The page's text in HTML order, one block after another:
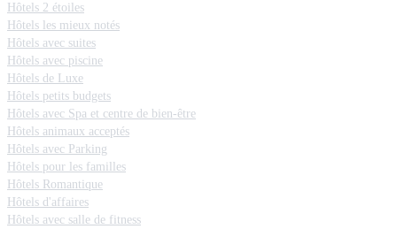
Hôtels 2 étoiles
Hôtels les mieux notés
Hôtels avec suites
Hôtels avec piscine
Hôtels de Luxe
Hôtels petits budgets
Hôtels avec Spa et centre de bien-être
Hôtels animaux acceptés
Hôtels avec Parking
Hôtels pour les familles
Hôtels Romantique
Hôtels d'affaires
Hôtels avec salle de fitness